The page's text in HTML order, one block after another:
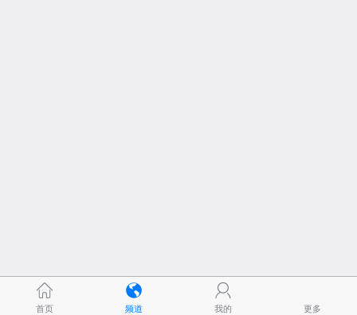
首页 频道 我的 更多